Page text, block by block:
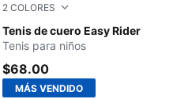
2 COLORES
Tenis de cuero Easy Rider
PUMA White-Frosted Ivory
Tenis para niños
$68.00
MÁS VENDIDO